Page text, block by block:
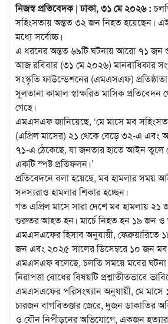
নিজস্ব প্রতিবেদক | ঢাকা, ৩১ মে ২০২৬ :
সহিংসতায় অন্তত ৩২ জন নিহত হয়েছেন।
মধ্যে সর্বোচ্চ।
এ ধরনের অন্তত ৬৯টি ঘটনায় আরো ৭১
আজ রবিবার (৩১ মে ২০২৬) মানবাধিকার
সংস্কৃতি ফাউন্ডেশনের (এমএসএফ)
সুলতানা কামাল স্বাক্ষরিত মাসিক
গেছে।
এমএসএফ জানিয়েছে, ‘মে মাসে মব
(এপ্রিল মাসের) ২১ থেকে বেড়ে ৩২-এ এবং
৭১-এ ঠেকেছে, যা জনতার হাতে আইন তুলে
একটি স্পষ্ট প্রতিফলন।’
প্রতিবেদনে বলা হয়েছে, মব হামলার সময়
সদস্যরাও হামলার শিকার হচ্ছেন।
গত এপ্রিল মাসে সারা দেশে মব হামলায়
গুরুতর আহত হন। মার্চে নিহত হন ১৯ জন
এমএসএফের হিসাব অনুযায়ী, ফেব্রুয়ারিতে
জন এবং ২০২৫ সালের ডিসেম্বরে ১০ জন
এমএসএফ বলেছে, চলতি সময়ে মবের
নিরাপত্তা বোধের বিষয়টি প্রশ্নাতীতভাবে
এমএসএফের পরিসংখ্যান অনুযায়ী, মে
চারজন বাগবিতণ্ডার জেরে, দুজন ডাকাতির
ও যৌন নিপীড়নের অভিযোগে, একজন